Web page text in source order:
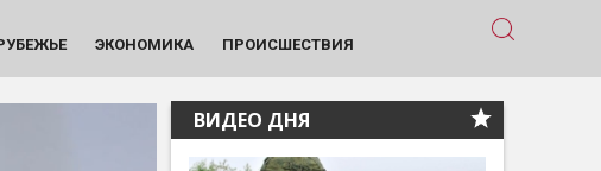
ЭКОНОМИКА ПРОИСШЕСТВИЯ
ВИДЕО ДНЯ